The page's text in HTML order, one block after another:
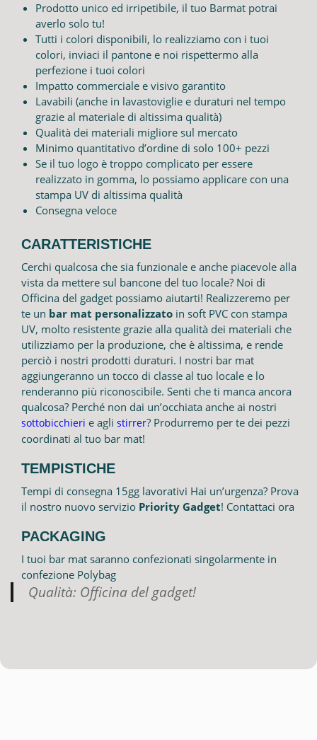
Prodotto unico ed irripetibile, il tuo Barmat potrai
averlo solo tu!
Tutti i colori disponibili, lo realizziamo con i tuoi
colori, inviaci il pantone e noi rispettermo alla
perfezione i tuoi colori
Impatto commerciale e visivo garantito
Lavabili (anche in lavastoviglie e duraturi nel tempo
grazie al materiale di altissima qualità)
Qualità dei materiali migliore sul mercato
Minimo quantitativo d’ordine di solo 100+ pezzi
Se il tuo logo è troppo complicato per essere
realizzato in gomma, lo possiamo applicare con una
stampa UV di altissima qualità
Consegna veloce
CARATTERISTICHE
Cerchi qualcosa che sia funzionale e anche piacevole alla
vista da mettere sul bancone del tuo locale? Noi di
Officina del gadget possiamo aiutarti! Realizzeremo per
te un bar mat personalizzato in soft PVC con stampa
UV, molto resistente grazie alla qualità dei materiali che
utilizziamo per la produzione, che è altissima, e rende
perciò i nostri prodotti duraturi. I nostri bar mat
aggiungeranno un tocco di classe al tuo locale e lo
renderanno più riconoscibile. Senti che ti manca ancora
qualcosa? Perché non dai un’occhiata anche ai nostri
sottobicchieri e agli stirrer? Produrremo per te dei pezzi
coordinati al tuo bar mat!
TEMPISTICHE
Tempi di consegna 15gg lavorativi Hai un’urgenza? Prova
il nostro nuovo servizio Priority Gadget! Contattaci ora
PACKAGING
I tuoi bar mat saranno confezionati singolarmente in
confezione Polybag
Qualità: Officina del gadget!